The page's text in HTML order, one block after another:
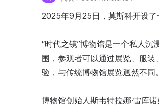
2025年9月25日，莫斯科开设
“时代之镜”博物馆是一个私人
围，参观者可以通过展览、服
验，与传统博物馆展览迥然不同。
博物馆创始人斯韦特拉娜·雷库